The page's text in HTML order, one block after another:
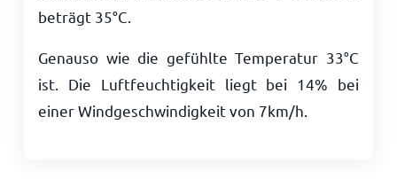
beträgt 35°C
Genauso wie die gefühlte Temperatur 33°C
ist. Die Luftfeuchtigkeit liegt bei 14% bei
einer Windgeschwindigkeit von 7km/h